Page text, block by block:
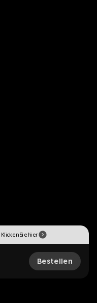
Klicken Sie hier
Bestellen